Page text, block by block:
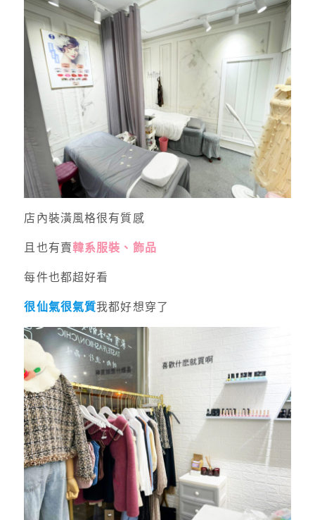
店內裝潢風格很有質感
且也有賣韓系服裝、飾品
每件也都超好看
很仙氣很氣質我都好想穿了